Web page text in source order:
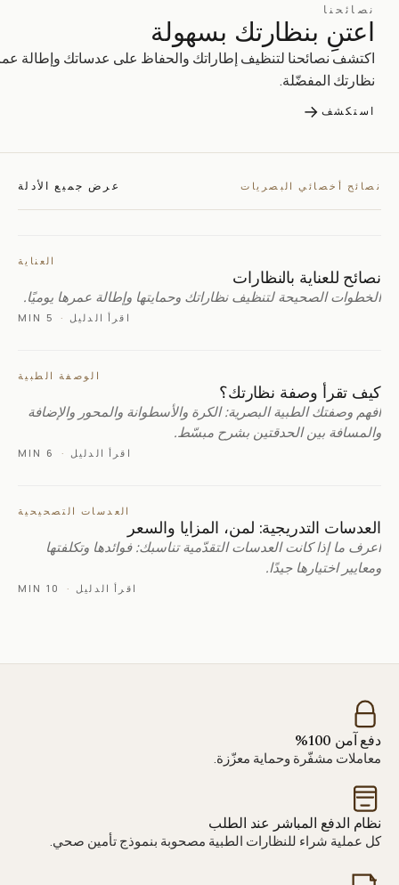
نصائحنا
اعتنِ بنظارتك بسهولة
اكتشف نصائحنا لتنظيف إطاراتك والحفاظ على عدساتك وإطالة
نظارتك المفضّلة.
استكشف →
نصائح أخصائي البصريات عرض جميع الأدلة
العناية
نصائح للعناية بالنظارات
الخطوات الصحيحة لتنظيف نظاراتك وحمايتها وإطالة عمرها يوميًا.
اقرأ الدليل ·
5 MIN
الوصفة الطبية
كيف تقرأ وصفة نظارتك؟
افهم وصفتك الطبية البصرية: الكرة والأسطوانة والمحور والإضافة
والمسافة بين الحدقتين بشرح مبسّط.
اقرأ الدليل ·
6 MIN
العدسات التصحيحية
العدسات التدريجية: لمن، المزايا والسعر
اعرف ما إذا كانت العدسات التقدّمية تناسبك: فوائدها وتكلفتها
ومعايير اختيارها جيدًا.
اقرأ الدليل ·
10 MIN
دفع آمن 100%
معاملات مشفّرة وحماية معزّزة.
نظام الدفع المباشر عند الطلب
كل عملية شراء للنظارات الطبية مصحوبة بنموذج تأمين صحي.